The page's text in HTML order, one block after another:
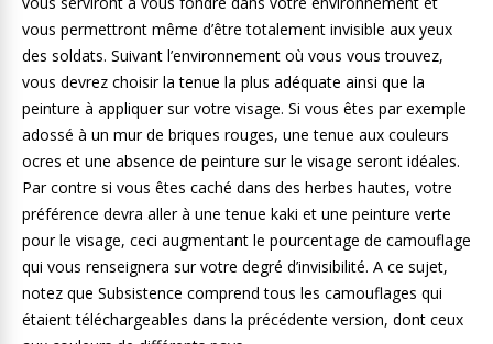
vous permettront même d’être totalement invisible aux yeux
des soldats. Suivant l’environnement où vous vous trouvez,
vous devrez choisir la tenue la plus adéquate ainsi que la
peinture à appliquer sur votre visage. Si vous êtes par exemple
adossé à un mur de briques rouges, une tenue aux couleurs
ocres et une absence de peinture sur le visage seront idéales.
Par contre si vous êtes caché dans des herbes hautes, votre
préférence devra aller à une tenue kaki et une peinture verte
pour le visage, ceci augmentant le pourcentage de camouflage
qui vous renseignera sur votre degré d’invisibilité. A ce sujet,
notez que Subsistence comprend tous les camouflages qui
étaient téléchargeables dans la précédente version, dont ceux